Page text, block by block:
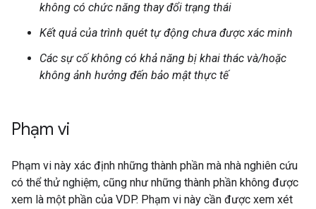
không có chức năng thay đổi trạng thái
Kết quả của trình quét tự động chưa được xác minh
Các sự cố không có khả năng bị khai thác và/hoặc
không ảnh hưởng đến bảo mật thực tế
Phạm vi
Phạm vi này xác định những thành phần mà nhà nghiên cứu
có thể thử nghiệm, cũng như những thành phần không được
xem là một phần của VDP. Phạm vi này cần được xem xét